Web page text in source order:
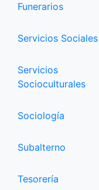
Funerarios
Servicios Sociales
Servicios
Socioculturales
Sociología
Subalterno
Tesorería